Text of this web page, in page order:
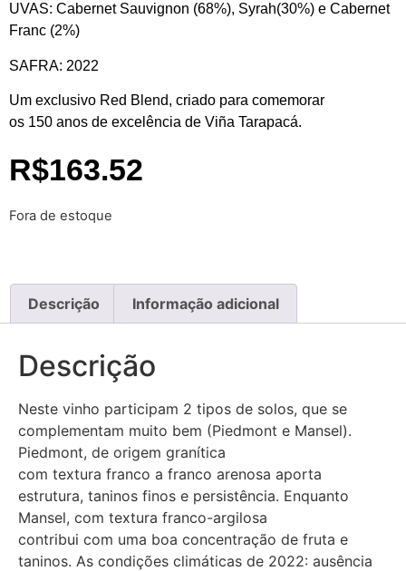
UVAS: Cabernet Sauvignon (68%), Syrah(30%) e Cabernet
Franc (2%)
SAFRA: 2022
Um exclusivo Red Blend, criado para comemorar
os 150 anos de excelência de Viña Tarapacá.
R$163.52
Fora de estoque
Descrição Informação adicional
Descrição
Neste vinho participam 2 tipos de solos, que se
complementam muito bem (Piedmont e Mansel).
Piedmont, de origem granítica
com textura franco a franco arenosa aporta
estrutura, taninos finos e persistência. Enquanto
Mansel, com textura franco-argilosa
contribui com uma boa concentração de fruta e
taninos. As condições climáticas de 2022: ausência